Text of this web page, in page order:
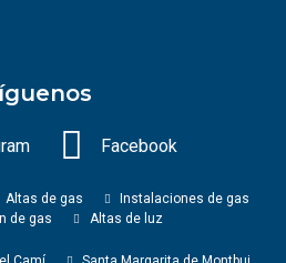
Facebook
Altas de gas
Instalaciones de gas
de gas
Altas de luz